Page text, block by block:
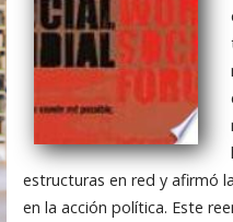
estructuras en red y afirmó
en la acción política. Este